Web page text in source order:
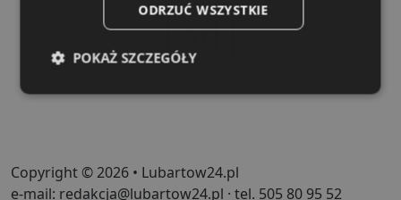
ad
Copyright © 2026 • Lubartow24.pl
e-mail: redakcja@lubartow24.pl · tel. 505 80 95 52
ODRZUĆ WSZYSTKIE
POKAŻ SZCZEGÓŁY
Niezbędne Wydajność Targetowanie
Funkcjonalność Niesklasyfikowane